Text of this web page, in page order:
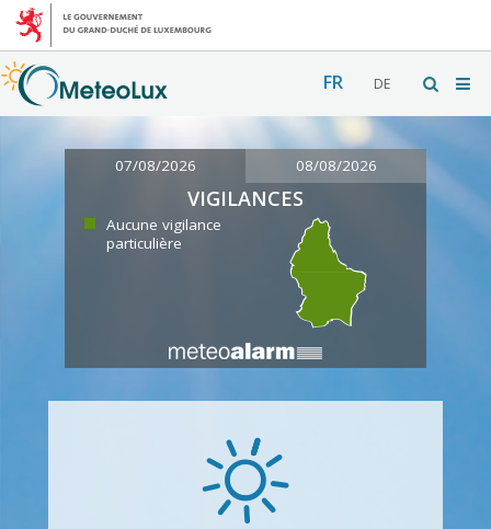
FR DE
07/08/2026 08/08/2026
VIGILANCES
Aucune vigilance
particulière